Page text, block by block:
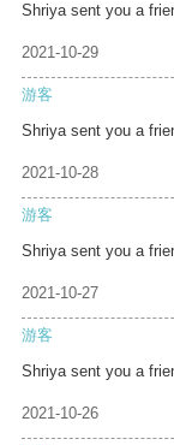
Shriya sent you a
2021-10-29
游客
Shriya sent you a
2021-10-28
游客
Shriya sent you a
2021-10-27
游客
Shriya sent you a
2021-10-26